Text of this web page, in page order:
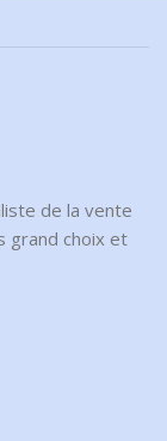
de la vente
grand choix et